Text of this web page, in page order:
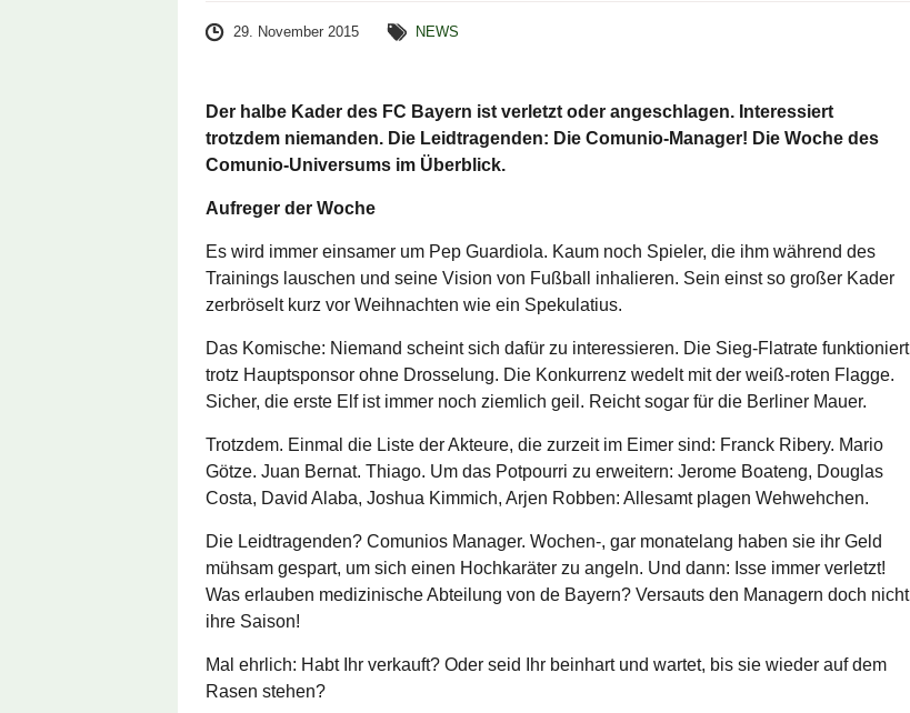
29. November 2015 NEWS
Der halbe Kader des FC Bayern ist verletzt oder angeschlagen. Interessiert
trotzdem niemanden. Die Leidtragenden: Die Comunio-Manager! Die Woche des
Comunio-Universums im Überblick.
Aufreger der Woche
Es wird immer einsamer um Pep Guardiola. Kaum noch Spieler, die ihm während des
Trainings lauschen und seine Vision von Fußball inhalieren. Sein einst so großer Kader
zerbröselt kurz vor Weihnachten wie ein Spekulatius.
Das Komische: Niemand scheint sich dafür zu interessieren. Die Sieg-Flatrate funktioniert
trotz Hauptsponsor ohne Drosselung. Die Konkurrenz wedelt mit der weiß-roten Flagge.
Sicher, die erste Elf ist immer noch ziemlich geil. Reicht sogar für die Berliner Mauer.
Trotzdem. Einmal die Liste der Akteure, die zurzeit im Eimer sind: Franck Ribery. Mario
Götze. Juan Bernat. Thiago. Um das Potpourri zu erweitern: Jerome Boateng, Douglas
Costa, David Alaba, Joshua Kimmich, Arjen Robben: Allesamt plagen Wehwehchen.
Die Leidtragenden? Comunios Manager. Wochen-, gar monatelang haben sie ihr Geld
mühsam gespart, um sich einen Hochkaräter zu angeln. Und dann: Isse immer verletzt!
Was erlauben medizinische Abteilung von de Bayern? Versauts den Managern doch nicht
ihre Saison!
Mal ehrlich: Habt Ihr verkauft? Oder seid Ihr beinhart und wartet, bis sie wieder auf dem
Rasen stehen?